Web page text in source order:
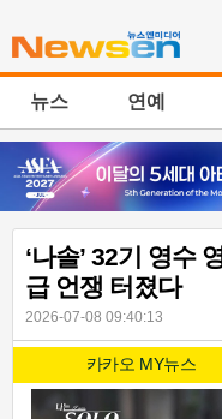
뉴스 연예
‘나솔’ 32기 영수
급 언쟁 터졌다
2026-07-08 09:40:13
카카오 MY뉴스